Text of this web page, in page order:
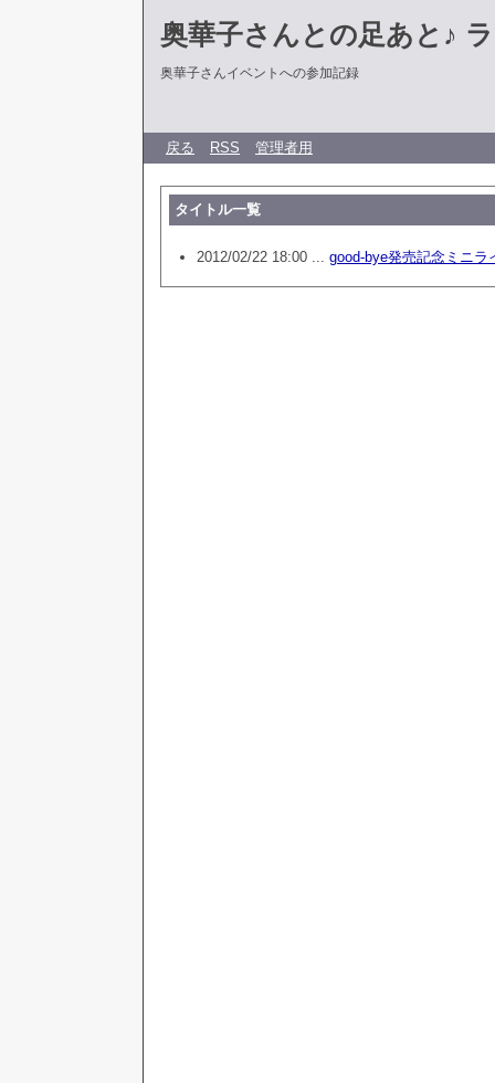
奥華子さんとの足あと♪
奥華子さんイベントへの参加記録
戻る RSS 管理者用
タイトル一覧
2012/02/22 18:00 ... good-bye発売記念ミニラ